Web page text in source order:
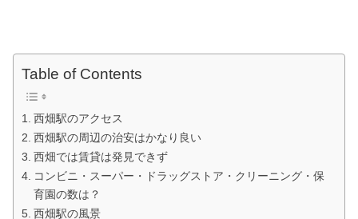
Table of Contents
西畑駅のアクセス
西畑駅の周辺の治安はかなり良い
西畑では賃貸は発見できず
コンビニ・スーパー・ドラッグストア・クリーニング・保
育園の数は？
西畑駅の風景